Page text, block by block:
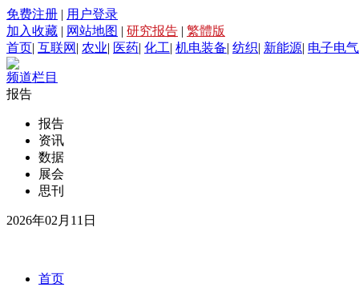
免费注册 | 用户登录
加入收藏 | 网站地图 | 研究报告 | 繁體版
首页| 互联网 | 农业| 医药| 化工| 机电装备| 纺织| 新能源| 电子电气
频道栏目
报告
报告
资讯
数据
展会
思刊
2026年02月11日
首页